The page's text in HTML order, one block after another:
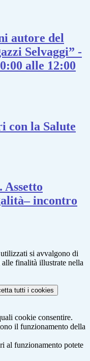
autore del
Selvaggi” -
alle 12:00
con la Salute
incontro
si avvalgono di
finalità illustrate nella
tutti i cookies
cookie consentire.
il funzionamento della
al funzionamento potete